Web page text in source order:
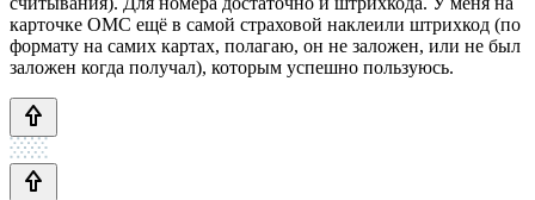
карточке ОМС ещё в самой страховой наклеили штрихкод (по
формату на самих картах, полагаю, он не заложен, или не был
заложен когда получал), которым успешно пользуюсь.